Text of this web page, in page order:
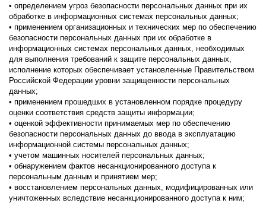
• определением угроз безопасности персональных данных при их
обработке в информационных системах персональных данных;
• применением организационных и технических мер по обеспечению
безопасности персональных данных при их обработке в
информационных системах персональных данных, необходимых
для выполнения требований к защите персональных данных,
исполнение которых обеспечивает установленные Правительством
Российской Федерации уровни защищенности персональных
данных;
• применением прошедших в установленном порядке процедуру
оценки соответствия средств защиты информации;
• оценкой эффективности принимаемых мер по обеспечению
безопасности персональных данных до ввода в эксплуатацию
информационной системы персональных данных;
• учетом машинных носителей персональных данных;
• обнаружением фактов несанкционированного доступа к
персональным данным и принятием мер;
• восстановлением персональных данных, модифицированных или
уничтоженных вследствие несанкционированного доступа к ним;